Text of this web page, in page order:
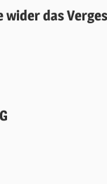
wider das